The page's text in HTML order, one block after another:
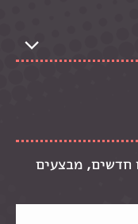
חדשים, מבצעים